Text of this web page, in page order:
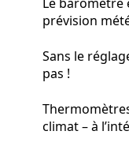
prévision
Sans le
pas !
climat – à